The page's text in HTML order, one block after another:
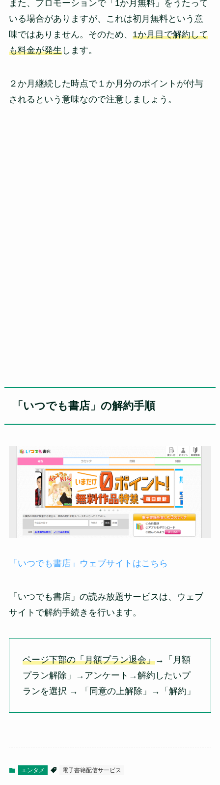
また、プロモーションで「1か月無料」をうたって
いる場合がありますが、これは初月無料という意
味ではありません。そのため、 1か月目で解約して
も料金が発生します。
２か月継続した時点で１か月分のポイントが付与
されるという意味なので注意しましょう。
「いつでも書店」の解約手順
「いつでも書店」ウェブサイトはこちら
「いつでも書店」の読み放題サービスは、ウェブ
サイトで解約手続きを行います。
ページ下部の「月額プラン退会」→
「月額
プラン解除」→アンケート→解約したいプ
ランを選択 → 「同意の上解除」→
「解約」
エンタメ 電子書籍配信サービス